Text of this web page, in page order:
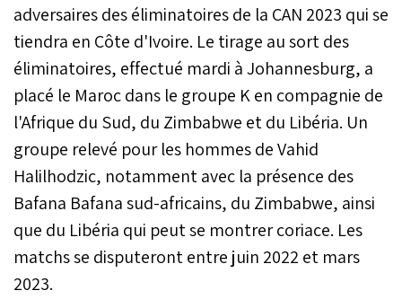
adversaires des éliminatoires de la CAN 2023 qui se
tiendra en Côte d'Ivoire. Le tirage au sort des
éliminatoires, effectué mardi à Johannesburg, a
placé le Maroc dans le groupe K en compagnie de
l'Afrique du Sud, du Zimbabwe et du Libéria. Un
groupe relevé pour les hommes de Vahid
Halilhodzic, notamment avec la présence des
Bafana Bafana sud-africains, du Zimbabwe, ainsi
que du Libéria qui peut se montrer coriace. Les
matchs se disputeront entre juin 2022 et mars
2023.